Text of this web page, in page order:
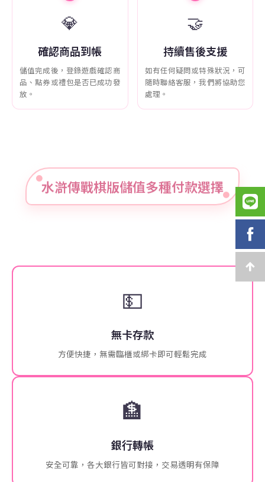
💎
確認商品到帳
儲值完成後，登錄遊戲確認商
品、點券或禮包是否已成功發
放。
🤝
持續售後支援
如有任何疑問或特殊狀況，可
隨時聯絡客服，我們將協助您
處理。
水滸傳戰棋版儲值多種付款選擇
💵
無卡存款
方便快捷，無需臨櫃或綁卡即可輕鬆完成
🏦
銀行轉帳
安全可靠，各大銀行皆可對接，交易透明有保障